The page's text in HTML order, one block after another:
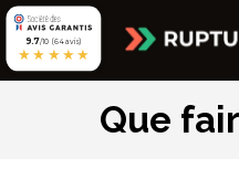
Que
9.7/10 (64 avis)
★★★★★